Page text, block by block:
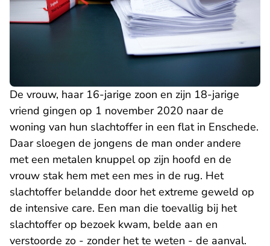
De vrouw, haar 16-jarige zoon en zijn 18-jarige
vriend gingen op 1 november 2020 naar de
woning van hun slachtoffer in een flat in Enschede.
Daar sloegen de jongens de man onder andere
met een metalen knuppel op zijn hoofd en de
vrouw stak hem met een mes in de rug. Het
slachtoffer belandde door het extreme geweld op
de intensive care. Een man die toevallig bij het
slachtoffer op bezoek kwam, belde aan en
verstoorde zo - zonder het te weten - de aanval.